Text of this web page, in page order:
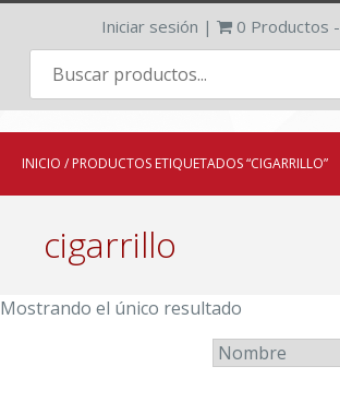
Iniciar sesión | 0 Productos -
INICIO / PRODUCTOS ETIQUETADOS “CIGARRILLO”
cigarrillo
Mostrando el único resultado